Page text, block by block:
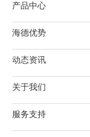
产品中心
海德优势
动态资讯
关于我们
服务支持